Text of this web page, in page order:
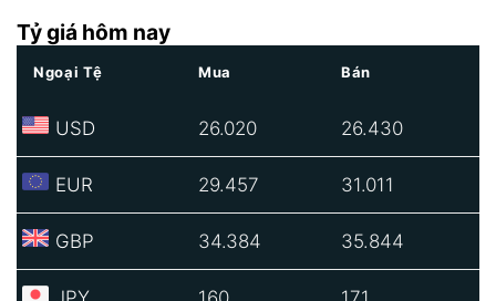
Tỷ giá hôm nay
Ngoại Tệ Mua Bán
USD 26.020 26.430
EUR 29.457 31.011
GBP 34.384 35.844